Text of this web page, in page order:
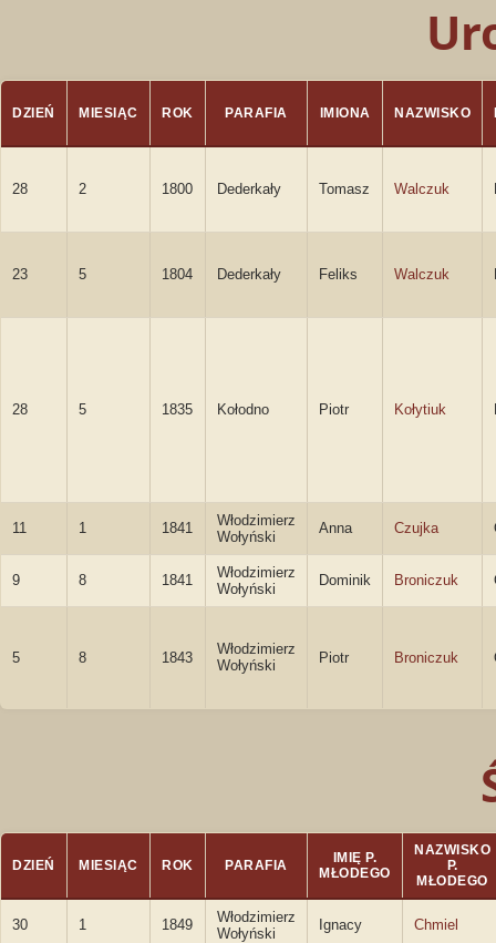
DZIEŃ MIESIĄC ROK PARAFIA IMIONA NAZWISKO
28 2 1800 Dederkały Tomasz Walczuk
23 5 1804 Dederkały Feliks Walczuk
28 5 1835 Kołodno Piotr Kołytiuk
11 1 1841
Włodzimierz
Wołyński
Anna Czujka
9 8 1841
Włodzimierz
Wołyński
Dominik Broniczuk
5 8 1843
Włodzimierz
Wołyński
Piotr Broniczuk
DZIEŃ MIESIĄC ROK PARAFIA
IMIĘ P.
MŁODEGO
NAZWISKO
P.
MŁODEGO
30 1 1849
Włodzimierz
Wołyński
Ignacy Chmiel